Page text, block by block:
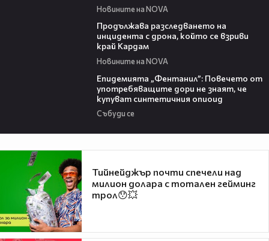
Новините на NOVA
Продължава разследването на
инцидента с дрона, който се взриви
край Кардам
Новините на NOVA
Епидемията „Фентанил”: Повечето от
употребяващите дори не знаят, че
купуват синтетичния опиоид
Събуди се
Тийнейджър почти спечели над
милион долара с тотален гейминг
трол😯💥